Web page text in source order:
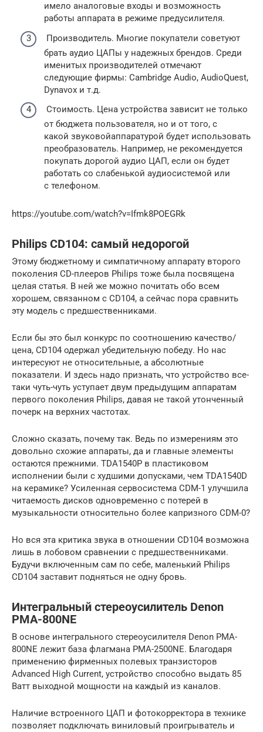
имело аналоговые входы и возможность
работы аппарата в режиме предусилителя.
Производитель. Многие покупатели советуют
брать аудио ЦАПы у надежных брендов. Среди
именитых производителей отмечают
следующие фирмы: Cambridge Audio, AudioQuest,
Dynavox и т.д.
Стоимость. Цена устройства зависит не только
от бюджета пользователя, но и от того, с
какой звуковойаппаратурой будет использовать
преобразователь. Например, не рекомендуется
покупать дорогой аудио ЦАП, если он будет
работать со слабенькой аудиосистемой или
с телефоном.
https://youtube.com/watch?v=Ifmk8POEGRk
Philips CD104: самый недорогой
Этому бюджетному и симпатичному аппарату второго
поколения CD-плееров Philips тоже была посвящена
целая статья. В ней же можно почитать обо всем
хорошем, связанном с CD104, а сейчас пора сравнить
эту модель с предшественниками.
Если бы это был конкурс по соотношению качество/
цена, CD104 одержал убедительную победу. Но нас
интересуют не относительные, а абсолютные
показатели. И здесь надо признать, что устройство все-
таки чуть-чуть уступает двум предыдущим аппаратам
первого поколения Philips, давая не такой утонченный
почерк на верхних частотах.
Сложно сказать, почему так. Ведь по измерениям это
довольно схожие аппараты, да и главные элементы
остаются прежними. TDA1540P в пластиковом
исполнении были с худшими допусками, чем TDA1540D
на керамике? Усиленная сервосистема CDM-1 улучшила
читаемость дисков одновременно с потерей в
музыкальности относительно более капризного CDM-0?
Но вся эта критика звука в отношении CD104 возможна
лишь в лобовом сравнении с предшественниками.
Будучи включенным сам по себе, маленький Philips
CD104 заставит подняться не одну бровь.
Интегральный стереоусилитель Denon
PMA-800NE
В основе интегрального стереоусилителя Denon PMA-
800NE лежит база флагмана PMA-2500NE. Благодаря
применению фирменных полевых транзисторов
Advanced High Current, устройство способно выдать 85
Ватт выходной мощности на каждый из каналов.
Наличие встроенного ЦАП и фотокорректора в технике
позволяет подключать виниловый проигрыватель и